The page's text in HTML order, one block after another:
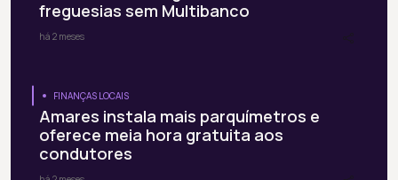
freguesias sem Multibanco
há 2 meses
FINANÇAS LOCAIS
Amares instala mais parquímetros e
oferece meia hora gratuita aos
condutores